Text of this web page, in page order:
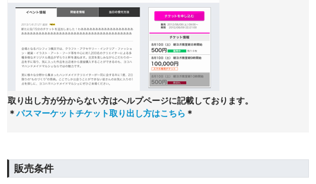
取り出し方が分からない方はヘルプページに記載しております。
＊ パスマーケットチケット取り出し方はこちら ＊
販売条件